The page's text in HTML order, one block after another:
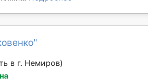
в г. Немиров)